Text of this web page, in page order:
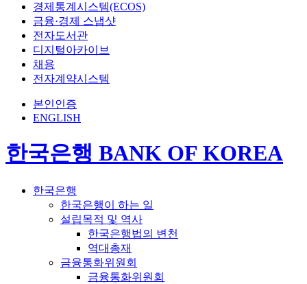
경제통계시스템(ECOS)
금융·경제 스냅샷
전자도서관
디지털아카이브
채용
전자계약시스템
본인인증
ENGLISH
한국은행 BANK OF KOREA
한국은행
한국은행이 하는 일
설립목적 및 역사
한국은행법의 변천
역대총재
금융통화위원회
금융통화위원회